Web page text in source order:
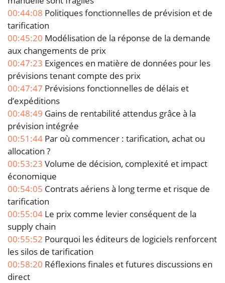
00:44:08 Politiques fonctionnelles de prévision et de
tarification
00:45:20 Modélisation de la réponse de la demande
aux changements de prix
00:47:23 Exigences en matière de données pour les
prévisions tenant compte des prix
00:47:47 Prévisions fonctionnelles de délais et
d’expéditions
00:48:49 Gains de rentabilité attendus grâce à la
prévision intégrée
00:51:44 Par où commencer : tarification, achat ou
allocation ?
00:53:23 Volume de décision, complexité et impact
économique
00:54:05 Contrats aériens à long terme et risque de
tarification
00:55:04 Le prix comme levier conséquent de la
supply chain
00:55:52 Pourquoi les éditeurs de logiciels renforcent
les silos de tarification
00:58:20 Réflexions finales et futures discussions en
direct